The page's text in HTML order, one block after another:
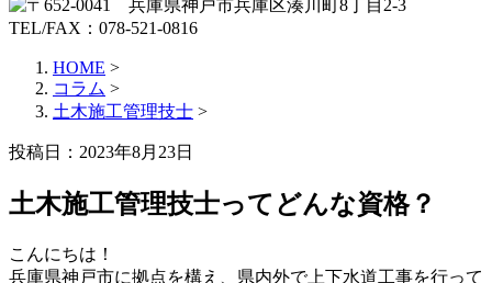
HOME >
コラム >
土木施工管理技士 >
投稿日：2023年8月23日
土木施工管理技士ってどんな資格？
こんにちは！
兵庫県神戸市に拠点を構え、県内外で上下水道工事を行って